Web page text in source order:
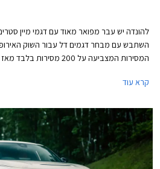
להונדה יש עבר מפואר מאוד עם דגמי מיין
השתבש עם מבחר דגמים דל עבור השוק
המסירות המצביעה על 200
ויעילות ביחס למתחרות, אולם בשנים האחרונות
במספר שיגיע בקרוב לישראל ומצביע על שינוי
והדגם המקוריים.
קרא עוד